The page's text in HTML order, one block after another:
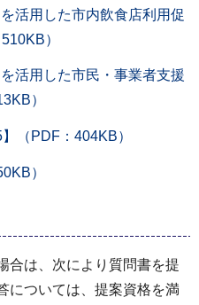
活用した市内飲食店利用促
）
活用した市民・事業者支援
）
（PDF：404KB）
）
合は、次により質問書を提
については、提案資格を満